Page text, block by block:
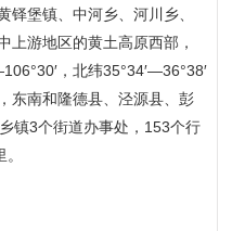
堡镇、中河乡、河川乡、
上游地区的黄土高原西部，
，北纬35°34′—36°38′
东南和隆德县、泾源县、彭
镇3个街道办事处，153个行